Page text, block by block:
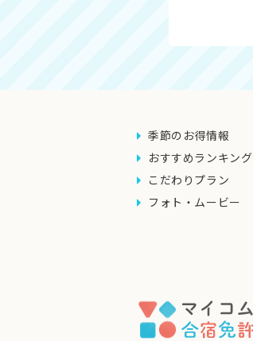
季節のお得情報
おすすめランキング
こだわりプラン
フォト・ムービー